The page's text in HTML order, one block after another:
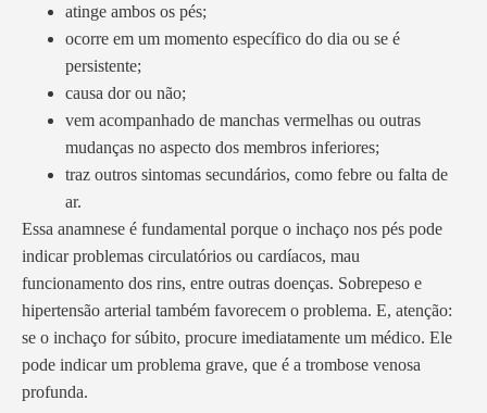
atinge ambos os pés;
ocorre em um momento específico do dia ou se é
persistente;
causa dor ou não;
vem acompanhado de manchas vermelhas ou outras
mudanças no aspecto dos membros inferiores;
traz outros sintomas secundários, como febre ou falta de
ar.
Essa anamnese é fundamental porque o inchaço nos pés pode
indicar problemas circulatórios ou cardíacos, mau
funcionamento dos rins, entre outras doenças. Sobrepeso e
hipertensão arterial também favorecem o problema. E, atenção:
se o inchaço for súbito, procure imediatamente um médico. Ele
pode indicar um problema grave, que é a trombose venosa
profunda.